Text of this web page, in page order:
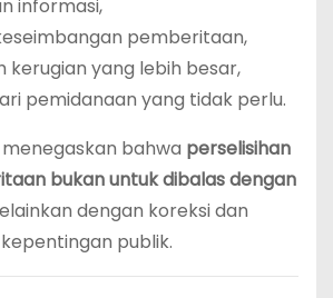
informasi,
pemberitaan,
kerugian yang lebih besar,
pemidanaan yang tidak perlu.
bahwa perselisihan
bukan untuk dibalas dengan
dengan koreksi dan
publik.